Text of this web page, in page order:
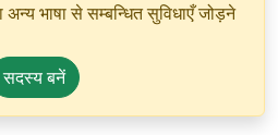
अन्य भाषा से सम्बन्धित सुविधाएँ जोड़ने
सदस्य बनें